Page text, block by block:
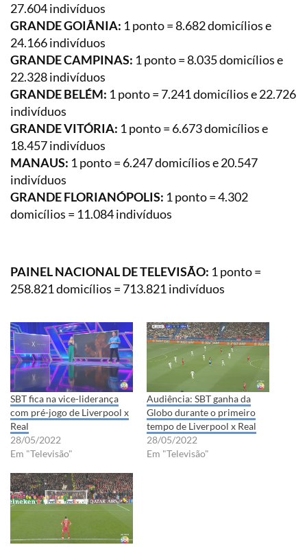
27.604 indivíduos
GRANDE GOIÂNIA: 1 ponto = 8.682 domicílios e
24.166 indivíduos
GRANDE CAMPINAS: 1 ponto = 8.035 domicílios e
22.328 indivíduos
GRANDE BELÉM: 1 ponto = 7.241 domicílios e 22.726
indivíduos
GRANDE VITÓRIA: 1 ponto = 6.673 domicílios e
18.457 indivíduos
MANAUS: 1 ponto = 6.247 domicílios e 20.547
indivíduos
GRANDE FLORIANÓPOLIS: 1 ponto = 4.302
domicílios = 11.084 indivíduos
PAINEL NACIONAL DE TELEVISÃO: 1 ponto =
258.821 domicílios = 713.821 indivíduos
SBT fica na vice-liderança
com pré-jogo de Liverpool x
Real
28/05/2022
Em "Televisão"
Audiência: SBT ganha da
Globo durante o primeiro
tempo de Liverpool x Real
28/05/2022
Em "Televisão"